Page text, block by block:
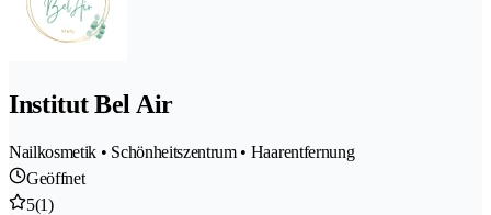
Institut Bel Air
Nailkosmetik • Schönheitszentrum • Haarentfernung
Geöffnet
5(1)